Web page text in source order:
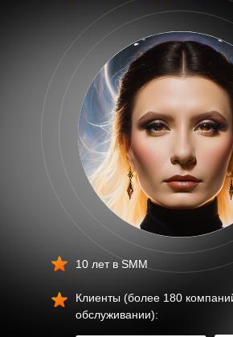
10 лет в SMM
Клиенты (более 180
обслуживании):